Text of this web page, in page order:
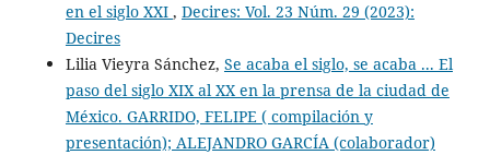
en el siglo XXI , Decires: Vol. 23 Núm. 29 (2023):
Decires
Lilia Vieyra Sánchez, Se acaba el siglo, se acaba ... El
paso del siglo XIX al XX en la prensa de la ciudad de
México. GARRIDO, FELIPE ( compilación y
presentación); ALEJANDRO GARCÍA (colaborador)